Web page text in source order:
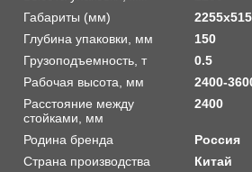
Габариты (мм)
Глубина упаковки, мм
150
Грузоподъемность, т
0.5
Рабочая высота, мм
2400-
Расстояние между
стойками, мм
2400
Родина бренда
Россия
Страна производства
Китай